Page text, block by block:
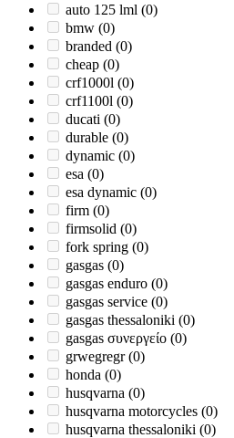
auto 125 lml (0)
bmw (0)
branded (0)
cheap (0)
crf1000l (0)
crf1100l (0)
ducati (0)
durable (0)
dynamic (0)
esa (0)
esa dynamic (0)
firm (0)
firmsolid (0)
fork spring (0)
gasgas (0)
gasgas enduro (0)
gasgas service (0)
gasgas thessaloniki (0)
gasgas συνεργείο (0)
grwegregr(0)
honda (0)
husqvarna (0)
husqvarna motorcycles (0)
husqvarna thessaloniki (0)